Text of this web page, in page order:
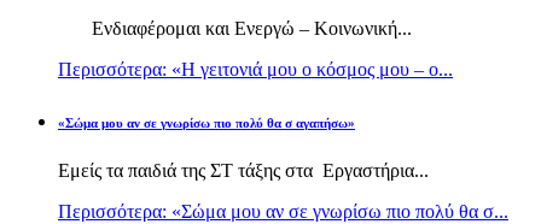
Ενδιαφέρομαι και Ενεργώ – Κοινωνική...
Περισσότερα: «Η γειτονιά μου ο κόσμος μου – ο...
«Σώμα μου αν σε γνωρίσω πιο πολύ θα σ αγαπήσω»
Εμείς τα παιδιά της ΣΤ τάξης στα Εργαστήρια...
Περισσότερα: «Σώμα μου αν σε γνωρίσω πιο πολύ θα σ...